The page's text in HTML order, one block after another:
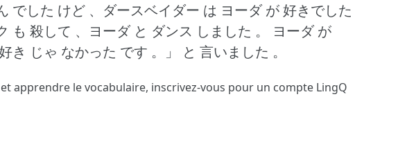
でした けど 、ダースベイダー は ヨーダ が 好きでした
も 殺して 、ヨーダ と ダンス しました 。
ヨーダ が
き じゃ なかった です 。」 と 言いました 。
apprendre le vocabulaire, inscrivez-vous pour un compte LingQ